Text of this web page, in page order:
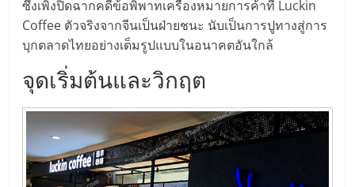
ไชส์,
ที่
ปรึกษา
แฟ
ซึ่งเพิ่งปิดฉากคดีข้อพิพาทเครื่องหมายการค้าที่ Luckin
Coffee ตัวจริงจากจีนเป็นฝ่ายชนะ นับเป็นการปูทางสู่การ
บุกตลาดไทยอย่างเต็มรูปแบบในอนาคตอันใกล้
จุดเริ่มต้นและวิกฤต